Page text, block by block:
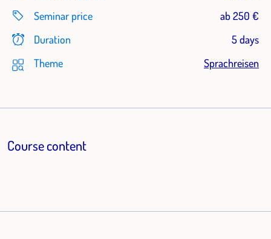
Seminar price
ab 250 €
Duration
5 days
Theme
Sprachreisen
Course content